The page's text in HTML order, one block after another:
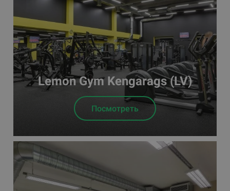
Lemon Gym Kengarags (LV)
Посмотреть